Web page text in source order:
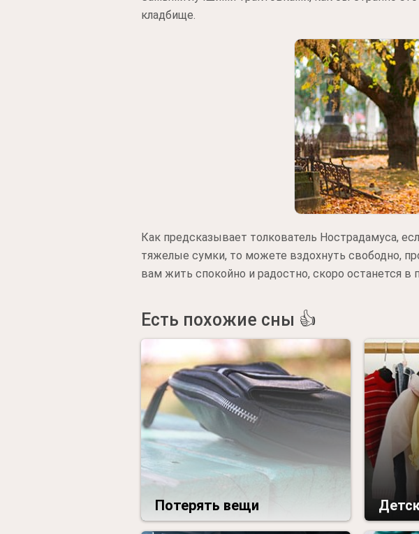
кладбище.
Как предсказывает толкователь Нострадамуса,
тяжелые сумки, то можете вздохнуть свободно,
вам жить спокойно и радостно, скоро останется в
Есть похожие сны 👍
Потерять вещи